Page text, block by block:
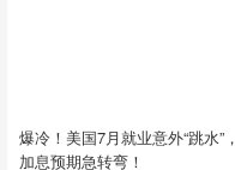
爆冷！美国7月就业意外“跳水”，
加息预期急转弯！